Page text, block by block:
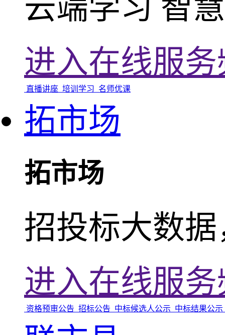
云端学习 智
进入在线服
直播讲座 培训学习 名师优课
拓市场
拓市场
招投标大数
进入在线服
资格预审公告 招标公告 中标候选人公示 中标结果公示